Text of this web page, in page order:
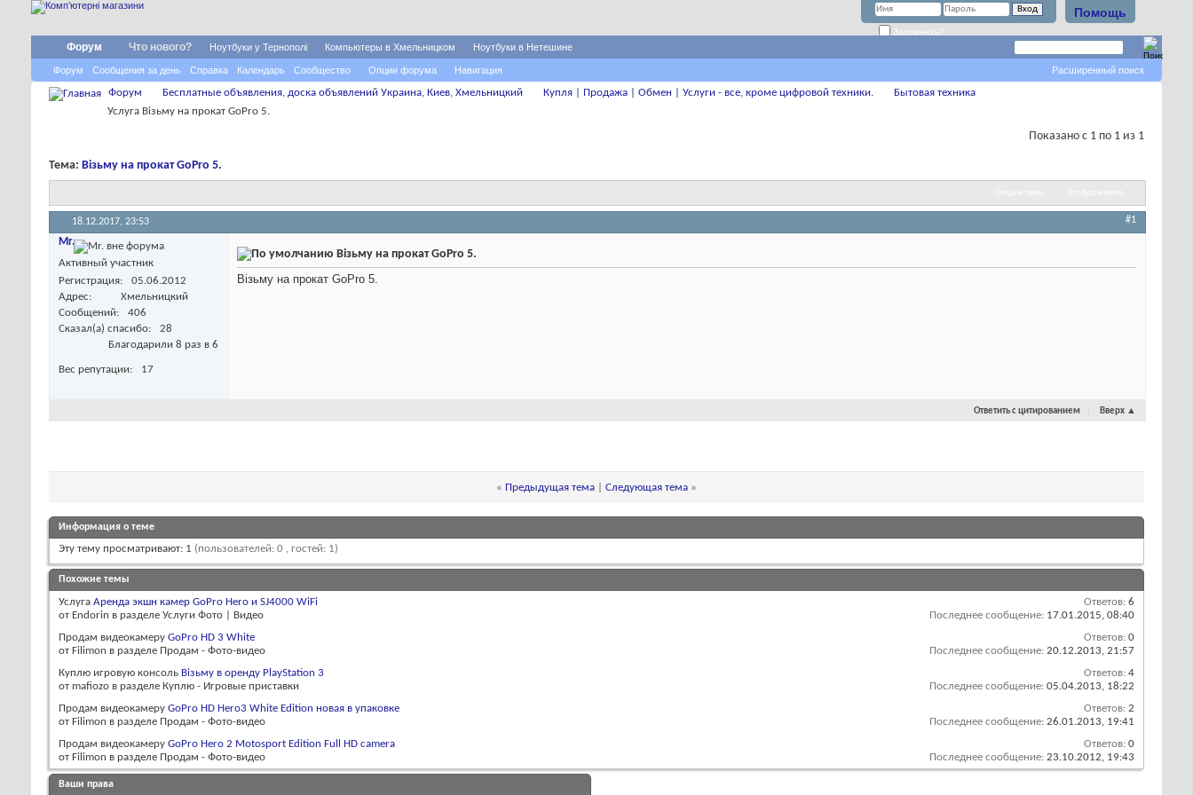
Помощь
Запомнить?
Форум
Форум Сообщения за день Справка Календарь Сообщество Опции форума Навигация
Что нового? Ноутбуки у Тернополі Компьютеры в Хмельницком Ноутбуки в Нетешине
Расширенный поиск
Форум Бесплатные объявления, доска объявлений Украина, Киев, Хмельницкий Купля | Продажа | Обмен | Услуги - все, кроме цифровой техники.
Бытовая техника
Услуга Візьму на прокат GoPro 5.
Показано с 1 по 1 из 1
Тема: Візьму на прокат GoPro 5.
18.12.2017, 23:53 #1
Mr.
Активный участник
Регистрация
05.06.2012
Адрес
Хмельницкий
Сообщений
406
Сказал(а) спасибо
28
Благодарили 8 раз в 6
Вес репутации 17
Візьму на прокат GoPro 5.
Візьму на прокат GoPro 5.
Ответить с цитированием Вверх ▲
« Предыдущая тема Следующая тема »
Информация о теме
Эту тему просматривают: 1 (пользователей: 0 , гостей: 1)
Похожие темы
Услуга Аренда экшн камер GoPro Hero и SJ4000 WiFi
от Endorin в разделе Услуги Фото | Видео
Ответов: 6
Последнее сообщение: 17.01.2015, 08:40
Продам видеокамеру GoPro HD 3 White
от Filimon в разделе Продам - Фото-видео
Ответов: 0
Последнее сообщение: 20.12.2013, 21:57
Куплю игровую консоль Візьму в оренду PlayStation 3
от mafiozo в разделе Куплю - Игровые приставки
Ответов: 4
Последнее сообщение: 05.04.2013, 18:22
Продам видеокамеру GoPro HD Hero3 White Edition новая в упаковке
от Filimon в разделе Продам - Фото-видео
Ответов: 2
Последнее сообщение: 26.01.2013, 19:41
Продам видеокамеру GoPro Hero 2 Motosport Edition Full HD camera
от Filimon в разделе Продам - Фото-видео
Ответов: 0
Последнее сообщение: 23.10.2012, 19:43
Ваши права